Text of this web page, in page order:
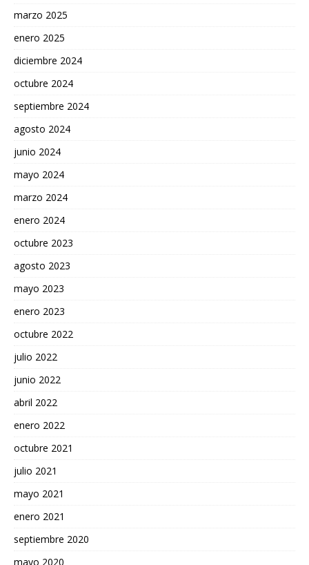
marzo 2025
enero 2025
diciembre 2024
octubre 2024
septiembre 2024
agosto 2024
junio 2024
mayo 2024
marzo 2024
enero 2024
octubre 2023
agosto 2023
mayo 2023
enero 2023
octubre 2022
julio 2022
junio 2022
abril 2022
enero 2022
octubre 2021
julio 2021
mayo 2021
enero 2021
septiembre 2020
mayo 2020